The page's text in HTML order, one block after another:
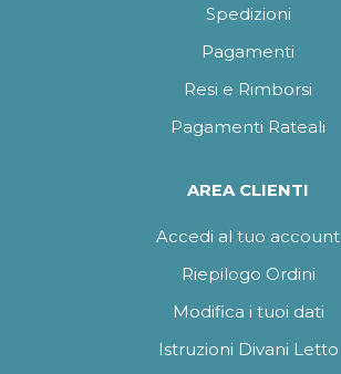
Spedizioni
Pagamenti
Resi e Rimborsi
Pagamenti Rateali
AREA CLIENTI
Accedi al tuo account
Riepilogo Ordini
Modifica i tuoi dati
Istruzioni Divani Letto